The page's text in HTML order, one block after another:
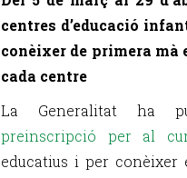
centres d’educació
conèixer de primera mà
cada centre
La Generalitat ha
preinscripció per al
educatius i per conèixer